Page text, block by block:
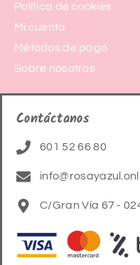
Política de cookies
Mi cuenta
Métodos de pago
Sobre nosotros
Contáctanos
601 52 66 80
C/Gran Vía 67 -